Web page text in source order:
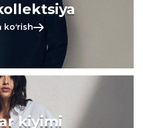
koʻrish
kiyimi